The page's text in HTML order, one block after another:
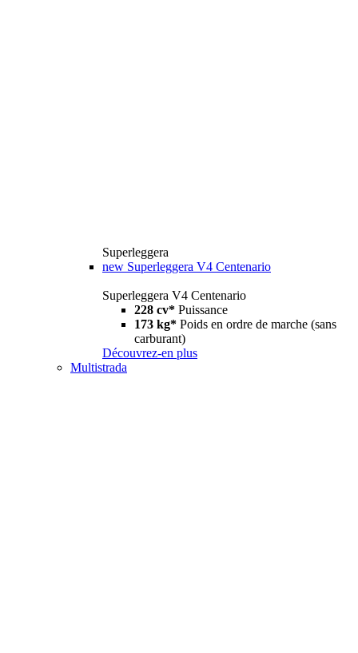
Superleggera
new Superleggera V4 Centenario
Superleggera V4 Centenario
228 cv* Puissance
173 kg* Poids en ordre de marche (sans
carburant)
Découvrez-en plus
Multistrada